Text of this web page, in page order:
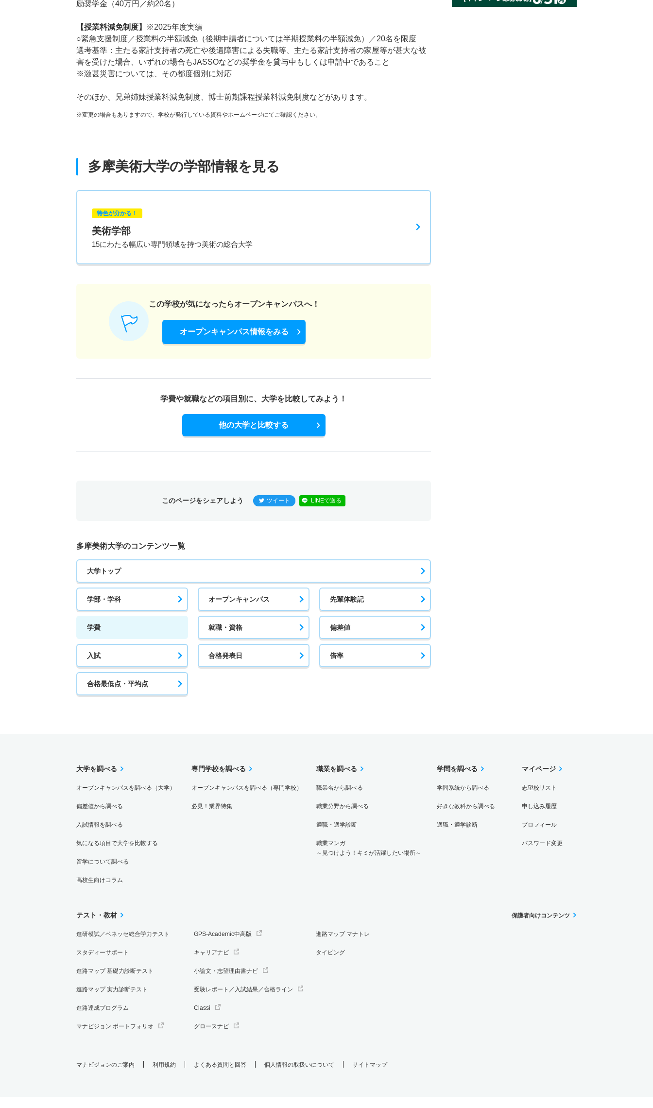
励奨学金（40万円／約20名）
【授業料減免制度】
※2025年度実績
○緊急支援制度／授業料の半額減免（後期申請者については半期授業料の半額減免）／20名を限度
選考基準：主たる家計支持者の死亡や後遺障害による失職等、主たる家計支持者の家屋等が甚大な被
害を受けた場合、いずれの場合もJASSOなどの奨学金を貸与中もしくは申請中であること
※激甚災害については、その都度個別に対応
そのほか、兄弟姉妹授業料減免制度、博士前期課程授業料減免制度などがあります。
※変更の場合もありますので、学校が発行している資料やホームページにてご確認ください。
多摩美術大学の学部情報を見る
特色が分かる！
美術学部
15にわたる幅広い専門領域を持つ美術の総合大学
この学校が気になったらオープンキャンパスへ！
オープンキャンパス情報をみる
学費や就職などの項目別に、 大学を比較してみよう！
他の大学と比較する
このページをシェアしよう ツイート LINEで送る
多摩美術大学のコンテンツ一覧
大学トップ
学部・学科 オープンキャンパス 先輩体験記
学費 就職・資格 偏差値
入試 合格発表日 倍率
合格最低点・平均点
大学を調べる
オープンキャンパスを調べる（大学）
偏差値から調べる
入試情報を調べる
気になる項目で大学を比較する
留学について調べる
高校生向けコラム
専門学校を調べる
オープンキャンパスを調べる（専門学校）
必見！業界特集
職業を調べる
職業名から調べる
職業分野から調べる
適職・適学診断
職業マンガ
～見つけよう！キミが活躍したい場所～
学問を調べる
学問系統から調べる
好きな教科から調べる
適職・適学診断
マイページ
志望校リスト
申し込み履歴
プロフィール
パスワード変更
テスト・教材
進研模試／ベネッセ総合学力テスト
スタディーサポート
進路マップ 基礎力診断テスト
進路マップ 実力診断テスト
進路達成プログラム
マナビジョン ポートフォリオ
GPS-Academic中高版
キャリアナビ
小論文・志望理由書ナビ
受験レポート／入試結果／合格ライン
Classi
グロースナビ
進路マップ マナトレ
タイピング
保護者向けコンテンツ
マナビジョンのご案内 利用規約 よくある質問と回答 個人情報の取扱いについて サイトマップ